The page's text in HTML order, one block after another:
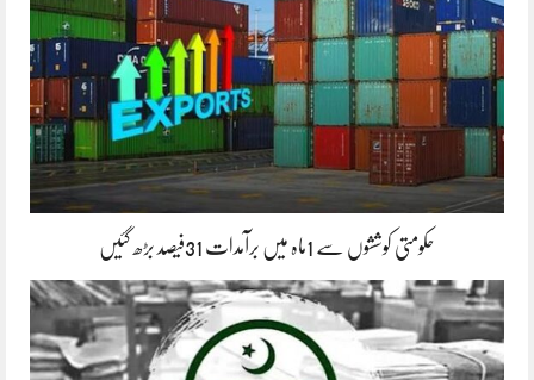
حکومتی کوششوں سے 1ماہ میں برآمدات 31فیصد بڑھ گئیں